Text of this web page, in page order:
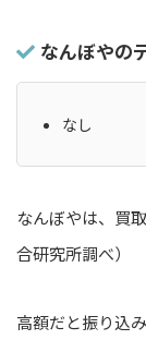
なんぼやの
なし
なんぼやは、買
合研究所調べ）
高額だと振り込